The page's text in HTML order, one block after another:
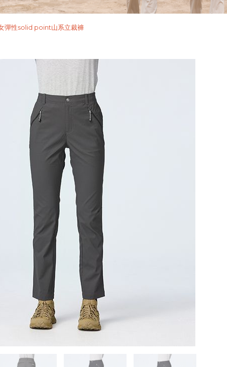
彈性solid point山系立裁褲